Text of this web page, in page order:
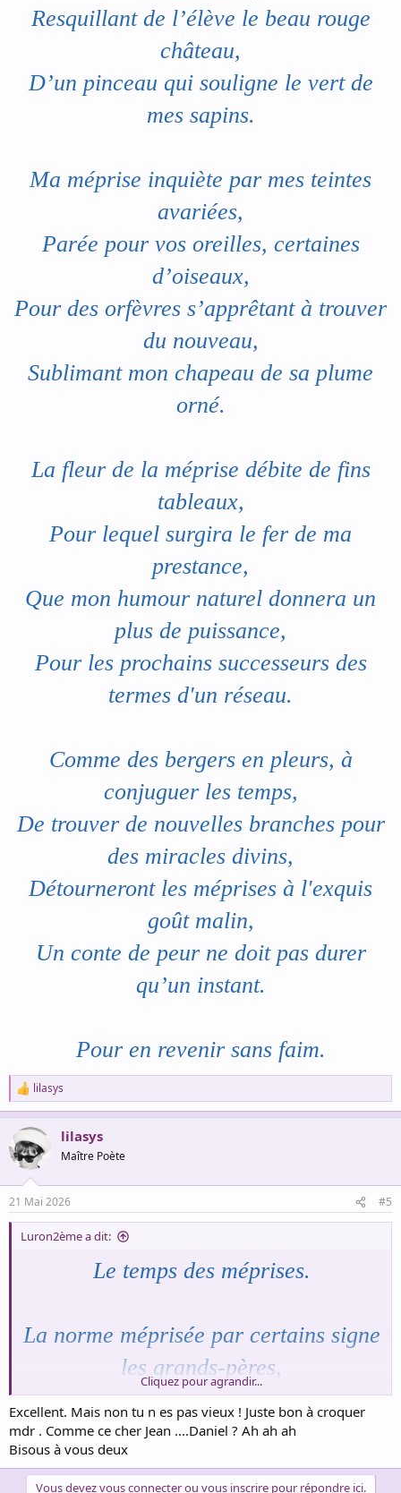
Resquillant de l’élève le beau rouge
château,
D’un pinceau qui souligne le vert de
mes sapins.
Ma méprise inquiète par mes teintes
avariées,
Parée pour vos oreilles, certaines
d’oiseaux,
Pour des orfèvres s’apprêtant à trouver
du nouveau,
Sublimant mon chapeau de sa plume
orné.
La fleur de la méprise débite de fins
tableaux,
Pour lequel surgira le fer de ma
prestance,
Que mon humour naturel donnera un
plus de puissance,
Pour les prochains successeurs des
termes d'un réseau.
Comme des bergers en pleurs, à
conjuguer les temps,
De trouver de nouvelles branches pour
des miracles divins,
Détourneront les méprises à l'exquis
goût malin,
Un conte de peur ne doit pas durer
qu’un instant.
Pour en revenir sans faim.
R
e
a
c
t
i
s
:
lilasys
lilasys
Maître Poète
21 Mai 2026 #5
Luron2ème a dit:
Le temps des méprises.
La norme méprisée par certains signe
les grands-pères,
Je subis depuis quelques jours, un
grand écart net,
Qui voyageait sans raison au bord de
Cliquez pour agrandir...
Excellent. Mais non tu n es pas vieux ! Juste bon à croquer
mdr . Comme ce cher Jean ....Daniel ? Ah ah ah
Bisous à vous deux
Vous devez vous connecter ou vous inscrire pour répondre ici.